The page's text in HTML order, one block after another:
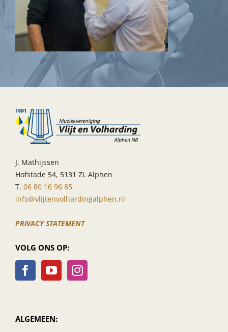
J. Mathijssen
Hofstade 54, 5131 ZL Alphen
T. 06 80 16 96 85
info@vlijtenvolhardingalphen.nl
PRIVACY STATEMENT
VOLG ONS OP:
ALGEMEEN: